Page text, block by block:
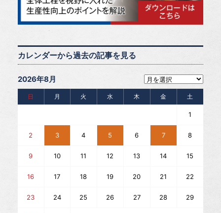
カレンダーから過去の記事を見る
2026年8月
日 月 火 水 木 金 土
1
2 3 4 5 6 7 8
9 10 11 12 13 14 15
16 17 18 19 20 21 22
23 24 25 26 27 28 29